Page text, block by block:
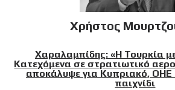
Χρήστος
Χαραλαμπίδης: «Η Τουρκία
Κατεχόμενα σε στρατιωτικό
αποκάλυψε για Κυπριακό, ΟΗΕ
παιχνίδι